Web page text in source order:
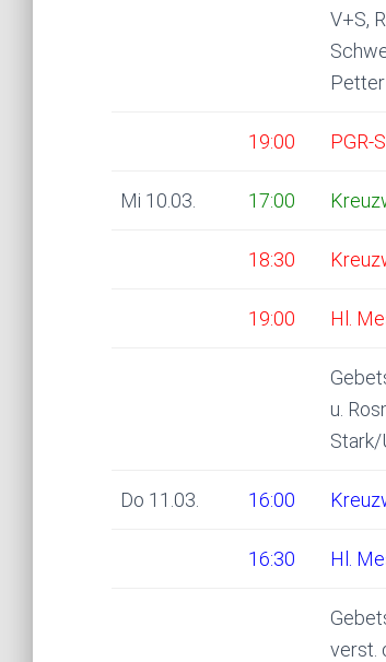
V+S,
Petter
19:00 PGR-
Mi 10.03. 17:00
18:30
19:00 Hl.
u.
Stark/
Do 11.03. 16:00
16:30 Hl.
verst.